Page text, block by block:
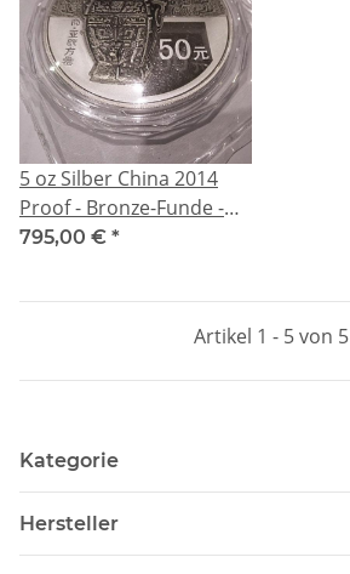
5 oz Silber China 2014
Proof - Bronze-Funde -
Chinesische Bronze-
Yuan
795,00 € *
Artikel 1 - 5 von 5
Kategorie
Hersteller